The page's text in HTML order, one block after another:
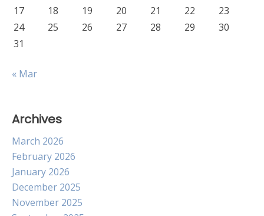
17
18 19 20 21 22
23
24
25 26 27 28 29
30
31
« Mar
Archives
March 2026
February 2026
January 2026
December 2025
November 2025